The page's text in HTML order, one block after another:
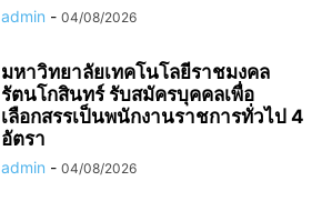
admin - 04/08/2026
มหาวิทยาลัยเทคโนโลยีราชมงคล
รัตนโกสินทร์ รับสมัครบุคคลเพื่อ
เลือกสรรเป็นพนักงานราชการทั่วไป 4
อัตรา
admin - 04/08/2026